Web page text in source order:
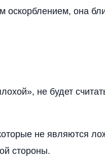
оскорблением, она
не будет
не являются
стороны.